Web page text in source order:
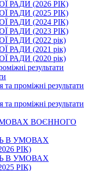
РАДИ (2026 РІК)
РАДИ (2025 РІК)
РАДИ (2024 РІК)
РАДИ (2023 РІК)
РАДИ (2022 рік)
РАДИ (2021 рік)
РАДИ (2020 рік)
результати
проміжні результати
проміжні результати
ВОЄННОГО
В УМОВАХ
РІК)
В УМОВАХ
РІК)